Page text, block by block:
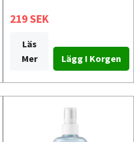
219 SEK
Läs
Mer